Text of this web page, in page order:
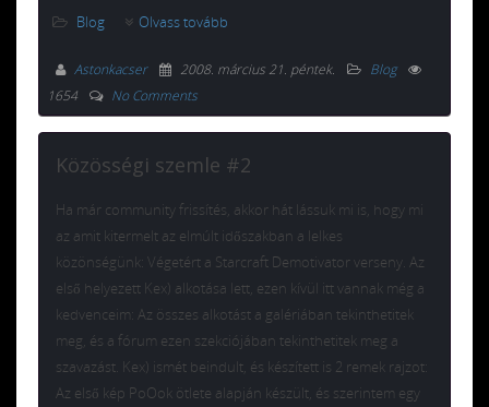
Blog Olvass tovább
Astonkacser 2008. március 21. péntek.
Blog
1654
No Comments
Közösségi szemle #2
Ha már community frissítés, akkor hát lássuk mi is, hogy mi
az amit kitermelt az elmúlt időszakban a lelkes
közönségünk: Végetért a Starcraft Demotivator verseny. Az
első helyezett Kex) alkotása lett, ezen kívül itt vannak még a
kedvenceim: Az összes alkotást a galériában tekinthetitek
meg, és a fórum ezen szekciójában tekinthetitek meg a
szavazást. Kex) ismét beindult, és készített is 2 remek rajzot:
Az első kép PoOok ötlete alapján készült, és szerintem egy